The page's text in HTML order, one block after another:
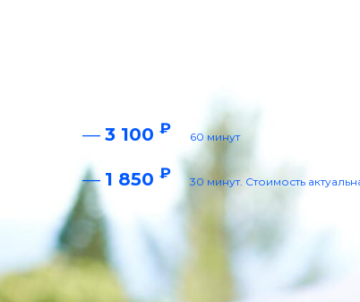
— 3 100 ₽ 60 минут
— 1 850 ₽ 30 минут. Стоимость